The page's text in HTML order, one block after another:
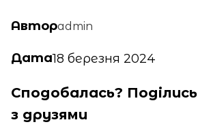
Авторadmin
Дата18 березня 2024
Сподобалась? Поділись
з друзями